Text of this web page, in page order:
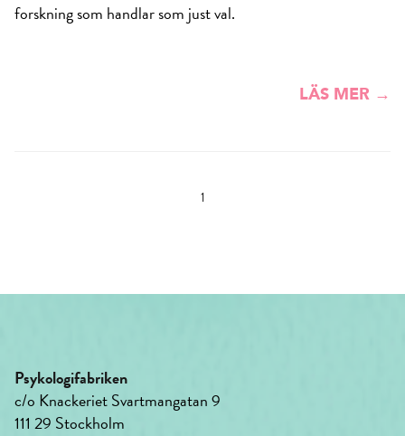
forskning som handlar som just val.
LÄS MER →
1
Psykologifabriken
c/o Knackeriet Svartmangatan 9
111 29 Stockholm